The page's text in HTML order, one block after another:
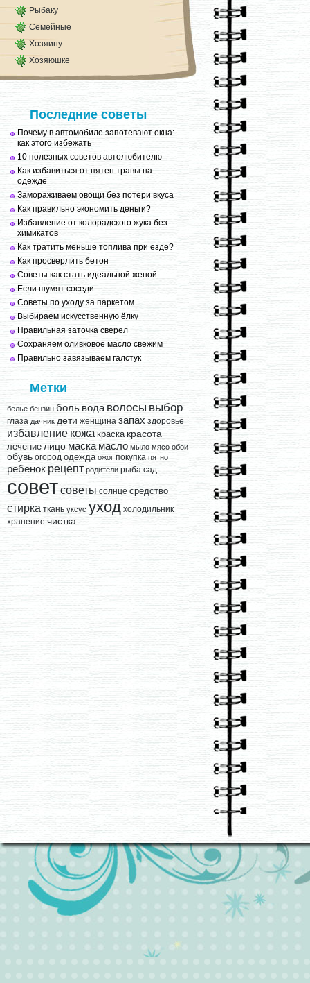
Рыбаку
Семейные
Хозяину
Хозяюшке
Последние советы
Почему в автомобиле запотевают окна:
как этого избежать
10 полезных советов автолюбителю
Как избавиться от пятен травы на
одежде
Замораживаем овощи без потери вкуса
Как правильно экономить деньги?
Избавление от колорадского жука без
химикатов
Как тратить меньше топлива при езде?
Как просверлить бетон
Советы как стать идеальной женой
Если шумят соседи
Советы по уходу за паркетом
Выбираем искусственную ёлку
Правильная заточка сверел
Сохраняем оливковое масло свежим
Правильно завязываем галстук
Метки
белье бензин боль вода волосы выбор
глаза дачник дети женщина запах здоровье
избавление кожа краска красота
лечение лицо маска масло мыло мясо обои
обувь огород одежда ожог покупка пятно
ребенок рецепт родители рыба сад
советсоветы солнце средство
стирка ткань уксус уход холодильник
хранение чистка